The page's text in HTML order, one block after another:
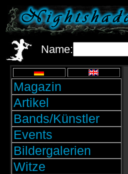
Name:
Magazin
Artikel
Bands/Künstler
Events
Bildergalerien
Witze